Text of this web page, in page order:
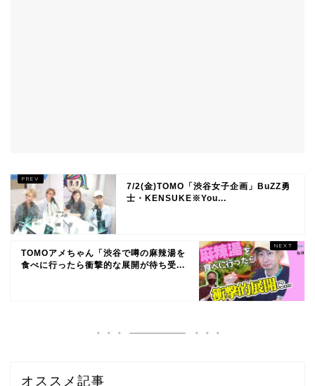
7/2(金)TOMO「渋谷女子企画」BuZZ勇
士・KENSUKE※You...
TOMOアメちゃん「渋谷で噂の麻辣湯を
食べに行ったら衝撃的な展開が待ち受...
オススメ記事